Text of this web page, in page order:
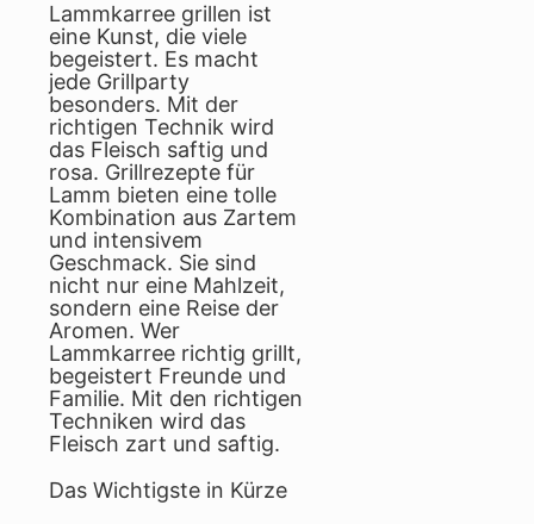
Lammkarree grillen ist
eine Kunst, die viele
begeistert. Es macht
jede Grillparty
besonders. Mit der
richtigen Technik wird
das Fleisch saftig und
rosa. Grillrezepte für
Lamm bieten eine tolle
Kombination aus Zartem
und intensivem
Geschmack. Sie sind
nicht nur eine Mahlzeit,
sondern eine Reise der
Aromen. Wer
Lammkarree richtig grillt,
begeistert Freunde und
Familie. Mit den richtigen
Techniken wird das
Fleisch zart und saftig.
Das Wichtigste in Kürze